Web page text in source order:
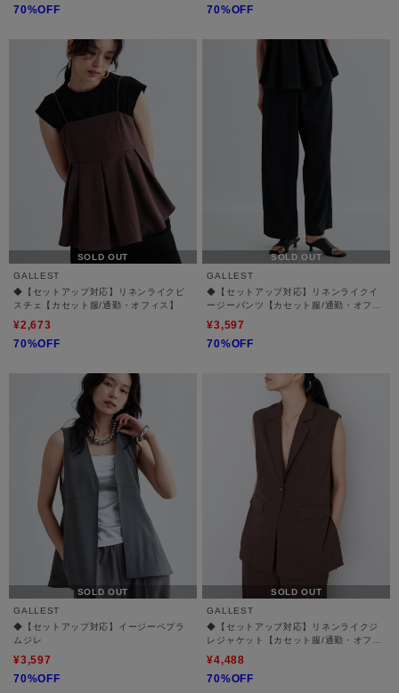
70%OFF
70%OFF
SOLD OUT
GALLEST
◆【セットアップ対応】リネンライクビ
スチェ【カセット服/通勤・オフィス】
¥2,673
70%OFF
SOLD OUT
GALLEST
◆【セットアップ対応】リネンライクイ
ージーパンツ【カセット服/通勤・オフィ
ス】
¥3,597
70%OFF
SOLD OUT
GALLEST
◆【セットアップ対応】イージーペプラ
ムジレ
¥3,597
70%OFF
SOLD OUT
GALLEST
◆【セットアップ対応】リネンライクジ
レジャケット【カセット服/通勤・オフィ
¥4,488
70%OFF